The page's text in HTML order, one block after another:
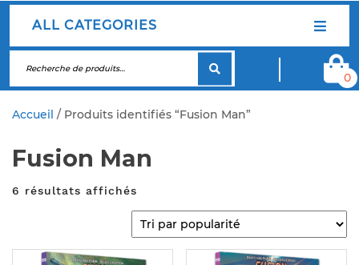
ALL CATEGORIES
0
Accueil / Produits identifiés “Fusion Man”
Fusion Man
6 résultats affichés